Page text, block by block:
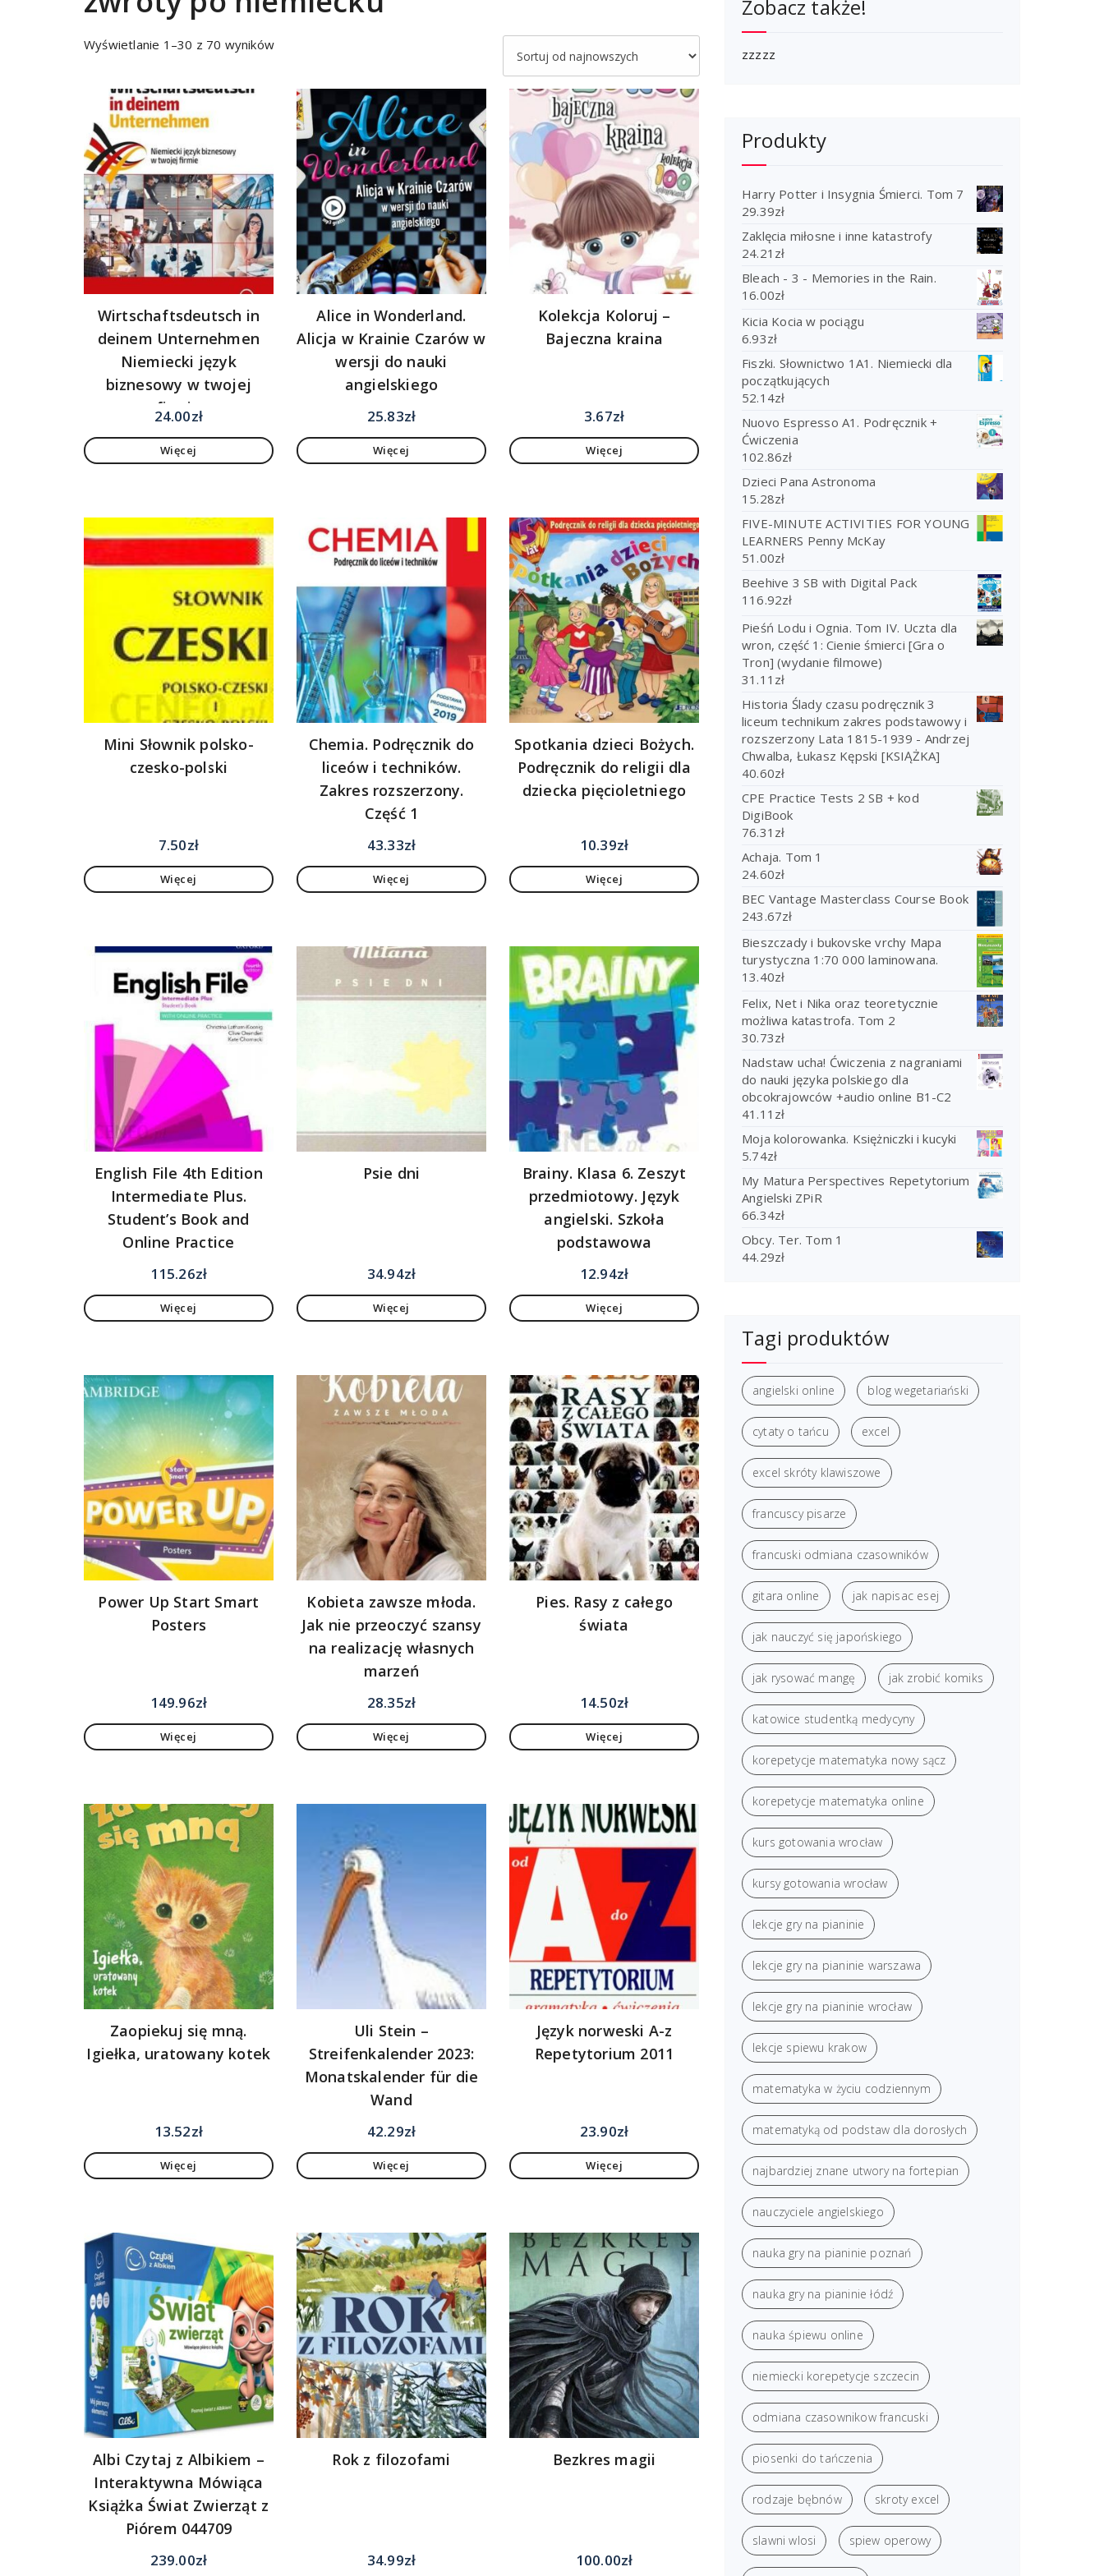
Wyświetlanie 1–30 z 70 wynikówSorted
Wirtschaftsdeutsch in
deinem Unternehmen
Niemiecki język
biznesowy w twojej
firmie
24.00zł
Więcej
Alice in Wonderland.
Alicja w Krainie Czarów w
wersji do nauki
angielskiego
25.83zł
Więcej
Kolekcja Koloruj –
Bajeczna kraina
3.67zł
Więcej
Mini Słownik polsko-
czesko-polski
7.50zł
Więcej
Chemia. Podręcznik do
liceów i techników.
Zakres rozszerzony.
Część 1
43.33zł
Więcej
Spotkania dzieci Bożych.
Podręcznik do religii dla
dziecka pięcioletniego
10.39zł
Więcej
English File 4th Edition
Intermediate Plus.
Student’s Book and
Online Practice
115.26zł
Więcej
Psie dni
34.94zł
Więcej
Brainy. Klasa 6. Zeszyt
przedmiotowy. Język
angielski. Szkoła
podstawowa
12.94zł
Więcej
Power Up Start Smart
Posters
149.96zł
Więcej
Kobieta zawsze młoda.
Jak nie przeoczyć szansy
na realizację własnych
marzeń
28.35zł
Więcej
Pies. Rasy z całego
świata
14.50zł
Więcej
Zaopiekuj się mną.
Igiełka, uratowany kotek
13.52zł
Więcej
Uli Stein –
Streifenkalender 2023:
Monatskalender für die
Wand
42.29zł
Więcej
Język norweski A-z
Repetytorium 2011
23.90zł
Więcej
Albi Czytaj z Albikiem –
Interaktywna Mówiąca
Książka Świat Zwierząt z
Piórem 044709
239.00zł
Rok z filozofami
34.99zł
Bezkres magii
100.00zł
Zobacz także!
zzzzz
Produkty
Harry Potter i Insygnia Śmierci. Tom 7
29.39zł
Zaklęcia miłosne i inne katastrofy
24.21 zł
Bleach - 3 - Memories in the Rain.
16.00zł
Kicia Kocia w pociągu
6.93zł
Fiszki. Słownictwo 1A1. Niemiecki dla
początkujących
52.14zł
Nuovo Espresso A1. Podręcznik +
Ćwiczenia
102.86zł
Dzieci Pana Astronoma
15.28zł
FIVE-MINUTE ACTIVITIES FOR YOUNG
LEARNERS Penny McKay
51.00zł
Beehive 3 SB with Digital Pack
116.92zł
Pieśń Lodu i Ognia. Tom IV. Uczta dla
wron, część 1: Cienie śmierci [Gra o
Tron] (wydanie filmowe)
31.11 zł
Historia Ślady czasu podręcznik 3
liceum technikum zakres podstawowy i
rozszerzony Lata 1815-1939 - Andrzej
Chwalba, Łukasz Kępski [KSIĄŻKA]
40.60zł
CPE Practice Tests 2 SB + kod
DigiBook
76.31 zł
Achaja. Tom 1
24.60zł
BEC Vantage Masterclass Course Book
243.67zł
Bieszczady i bukovske vrchy Mapa
turystyczna 1:70 000 laminowana.
13.40zł
Felix, Net i Nika oraz teoretycznie
możliwa katastrofa. Tom 2
30.73zł
Nadstaw ucha! Ćwiczenia z nagraniami
do nauki języka polskiego dla
obcokrajowców +audio online B1-C2
41.11 zł
Moja kolorowanka. Księżniczki i kucyki
5.74zł
My Matura Perspectives Repetytorium
Angielski ZPiR
66.34zł
Obcy. Ter. Tom 1
44.29zł
Tagi produktów
angielski online blog wegetariański
cytaty o tańcu excel
excel skróty klawiszowe
francuscy pisarze
francuski odmiana czasowników
gitara online jak napisac esej
jak nauczyć się japońskiego
jak rysować mangę jak zrobić komiks
katowice studentką medycyny
korepetycje matematyka nowy sącz
korepetycje matematyka online
kurs gotowania wrocław
kursy gotowania wrocław
lekcje gry na pianinie
lekcje gry na pianinie warszawa
lekcje gry na pianinie wrocław
lekcje spiewu krakow
matematyka w życiu codziennym
matematyką od podstaw dla dorosłych
najbardziej znane utwory na fortepian
nauczyciele angielskiego
nauka gry na pianinie poznań
nauka gry na pianinie łódź
nauka śpiewu online
niemiecki korepetycje szczecin
odmiana czasownikow francuski
piosenki do tańczenia
rodzaje bębnów skroty excel
slawni wlosi spiew operowy